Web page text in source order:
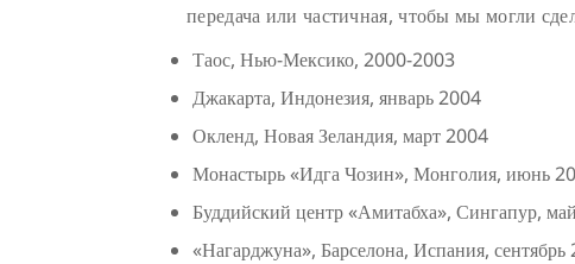
передача или частичная, чтобы мы могли
Таос, Нью-Мексико, 2000-2003
Джакарта, Индонезия, январь 2004
Окленд, Новая Зеландия, март 2004
Монастырь «Идга Чозин», Монголия, июнь
Буддийский центр «Амитабха», Сингапур,
«Нагарджуна», Барселона, Испания, сентябрь